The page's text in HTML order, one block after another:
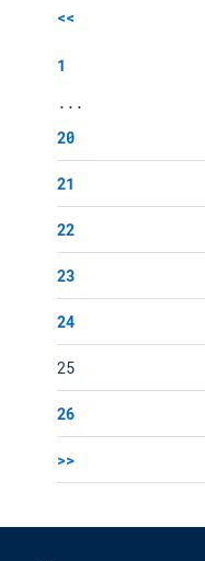
<<
1
...
20
21
22
23
24
25
26
>>